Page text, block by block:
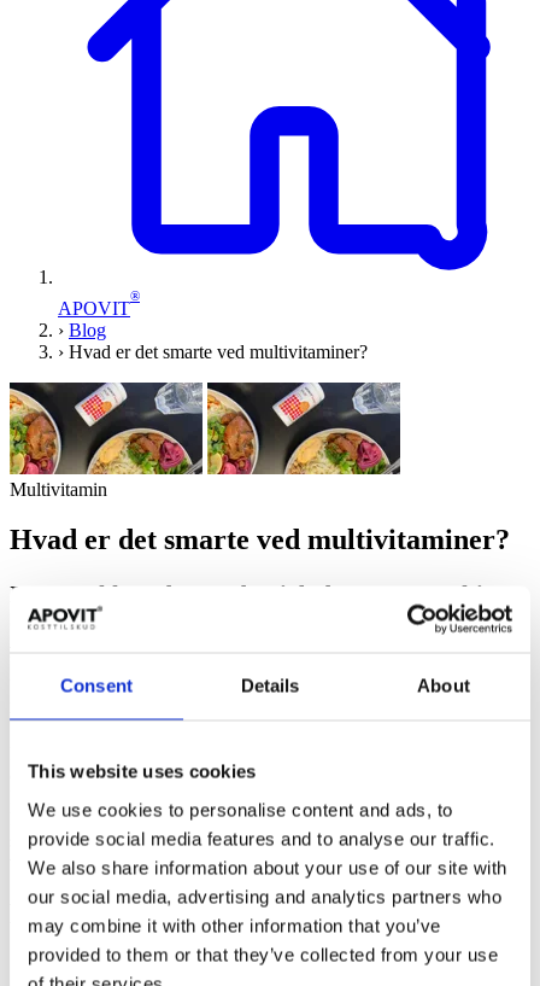
Consent Details About
This website uses cookies
We use cookies to personalise content and ads, to
provide social media features and to analyse our traffic.
We also share information about your use of our site with
our social media, advertising and analytics partners who
may combine it with other information that you’ve
provided to them or that they’ve collected from your use
APOVIT
®
› Blog
› Hvad er det smarte ved multivitaminer?
Multivitamin
Hvad er det smarte ved multivitaminer?
I en travl hverdag med et job der passes, et hjem
der skal rengøres, med venner og familie, og
der så tid til at få alle de gode vitaminer og
og grønt og følge de syv kostråd, som Fødevarestyrrelsen anbefaler.
Husk at kosttilskud ikke kan erstatte den gode, varierede kost, men
kan fungere som et supplement. Multivitaminer kommer i mange
skikkelser: Gravid Multi, Multi børn, Extra Multi voksne, Multi
vegansk og så videre!
Multi-produkter – hvorfor dog det?
Sund mad behøver ikke at tage lang tid at lave. Men hvis du